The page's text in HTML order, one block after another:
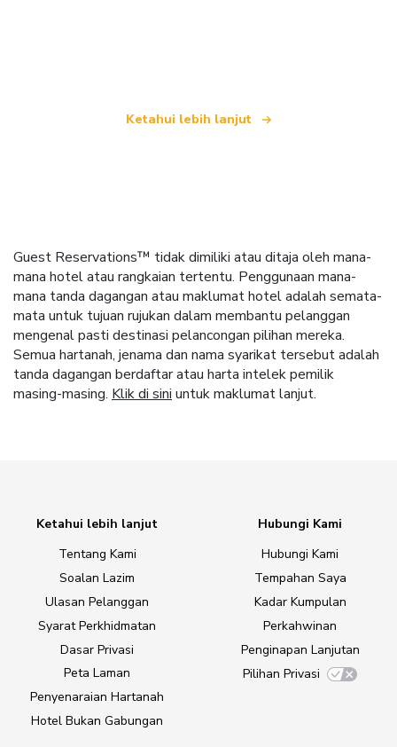
Ketahui lebih lanjut
Guest Reservations™ tidak dimiliki atau ditaja oleh mana-
mana hotel atau rangkaian tertentu. Penggunaan mana-
mana tanda dagangan atau maklumat hotel adalah semata-
mata untuk tujuan rujukan dalam membantu pelanggan
mengenal pasti destinasi pelancongan pilihan mereka.
Semua hartanah, jenama dan nama syarikat tersebut adalah
tanda dagangan berdaftar atau harta intelek pemilik
masing-masing. Klik di sini untuk maklumat lanjut.
Ketahui lebih lanjut
Tentang Kami
Soalan Lazim
Ulasan Pelanggan
Syarat Perkhidmatan
Dasar Privasi
Peta Laman
Penyenaraian Hartanah
Hotel Bukan Gabungan
Hubungi Kami
Hubungi Kami
Tempahan Saya
Kadar Kumpulan
Perkahwinan
Penginapan Lanjutan
Pilihan Privasi